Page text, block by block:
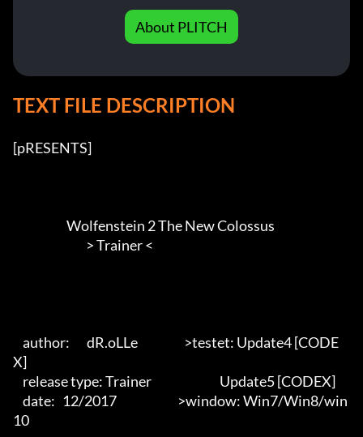
About PLITCH
TEXT FILE DESCRIPTION
[pRESENTS]
X]
10